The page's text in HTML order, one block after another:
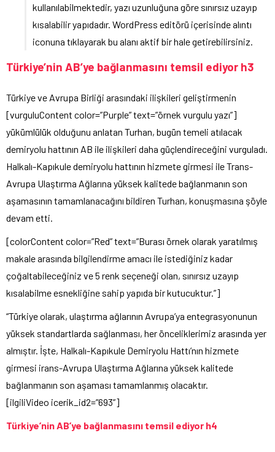
kullanılabilmektedir, yazı uzunluğuna göre sınırsız uzayıp
kısalabilir yapıdadır. WordPress editörü içerisinde alıntı
iconuna tıklayarak bu alanı aktif bir hale getirebilirsiniz.
Türkiye’nin AB’ye bağlanmasını temsil ediyor h3
Türkiye ve Avrupa Birliği arasındaki ilişkileri geliştirmenin
[vurguluContent color=”Purple” text=”örnek vurgulu yazı”]
yükümlülük olduğunu anlatan Turhan, bugün temeli atılacak
demiryolu hattının AB ile ilişkileri daha güçlendireceğini vurguladı.
Halkalı-Kapıkule demiryolu hattının hizmete girmesi ile Trans-
Avrupa Ulaştırma Ağlarına yüksek kalitede bağlanmanın son
aşamasının tamamlanacağını bildiren Turhan, konuşmasına şöyle
devam etti.
[colorContent color=”Red” text=”Burası örnek olarak yaratılmış
makale arasında bilgilendirme amacı ile istediğiniz kadar
çoğaltabileceğiniz ve 5 renk seçeneği olan, sınırsız uzayıp
kısalabilme esnekliğine sahip yapıda bir kutucuktur.”]
“Türkiye olarak, ulaştırma ağlarının Avrupa’ya entegrasyonunun
yüksek standartlarda sağlanması, her önceliklerimiz arasında yer
almıştır. İşte, Halkalı-Kapıkule Demiryolu Hattı’nın hizmete
girmesi irans-Avrupa Ulaştırma Ağlarına yüksek kalitede
bağlanmanın son aşaması tamamlanmış olacaktır.
[ilgiliVideo icerik_id2=”693”]
Türkiye’nin AB’ye bağlanmasını temsil ediyor h4